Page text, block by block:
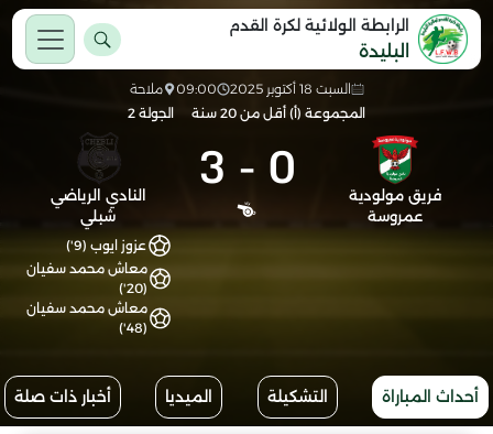
الرابطة الولائية لكرة القدم
البليدة
السبت 18 أكتوبر 2025 09:00
ملاحة
المجموعة (أ) أقل من 20 سنة
الجولة 2
فريق مولودية
عمروسة
0
-
3
النادي الرياضي
شبلي
عزوز ايوب (9')
معاش محمد سفيان
(20')
معاش محمد سفيان
(48')
أحداث المباراة التشكيلة الميديا أخبار ذات صلة